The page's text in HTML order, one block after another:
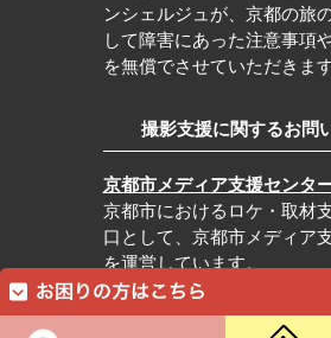
ンシェルジュが、京都の旅
して障害にあった注意事項
を無償でさせていただきます
撮影支援に関するお問
京都市メディア支援センタ
京都市におけるロケ・取材
口として、京都市メディア
を運営しています。
c Kyoto City Tourism Association All rights